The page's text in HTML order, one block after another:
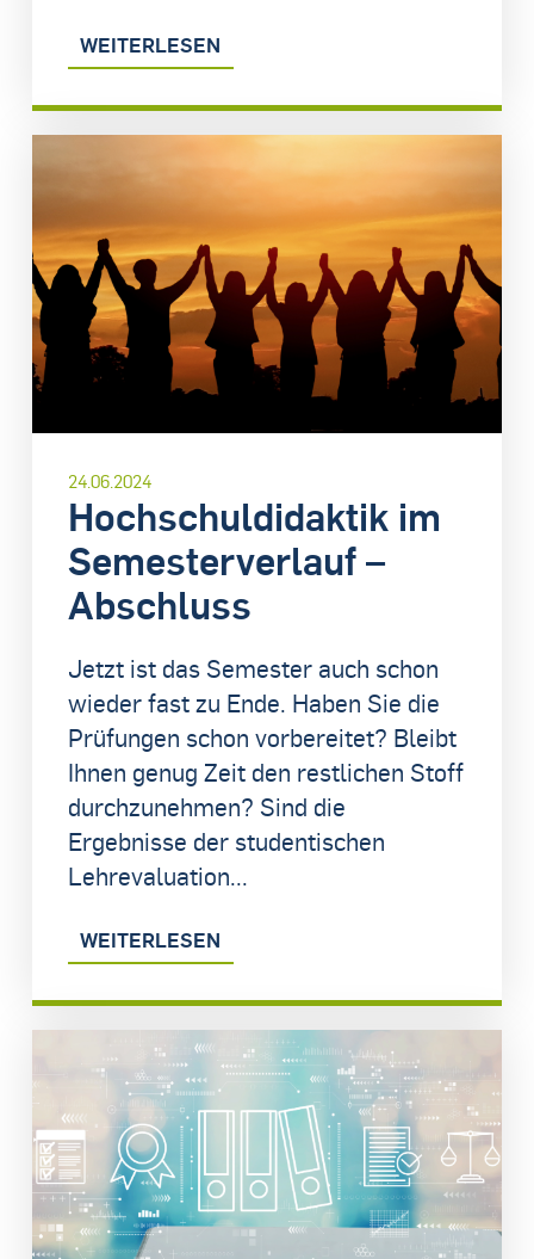
WEITERLESEN
24.06.2024
Hochschuldidaktik im
Semesterverlauf –
Abschluss
Jetzt ist das Semester auch schon
wieder fast zu Ende. Haben Sie die
Prüfungen schon vorbereitet? Bleibt
Ihnen genug Zeit den restlichen Stoff
durchzunehmen? Sind die
Ergebnisse der studentischen
Lehrevaluation...
WEITERLESEN